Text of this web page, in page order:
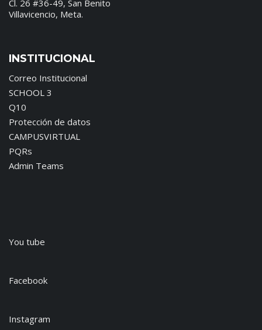
Cl. 26 #36-49, San Benito
Villavicencio, Meta.
INSTITUCIONAL
Correo Institucional
SCHOOL 3
Q10
Protección de datos
CAMPUSVIRTUAL
PQRs
Admin Teams
You tube
Facebook
Instagram